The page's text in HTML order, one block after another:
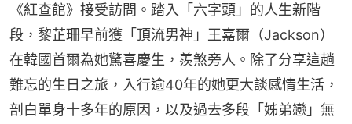
《紅查館》接受訪問。踏入「六字頭」的人生新階
段，黎芷珊早前獲「頂流男神」王嘉爾（Jackson）
在韓國首爾為她驚喜慶生，羨煞旁人。除了分享這趟
難忘的生日之旅，入行逾40年的她更大談感情生活，
剖白單身十多年的原因，以及過去多段「姊弟戀」無